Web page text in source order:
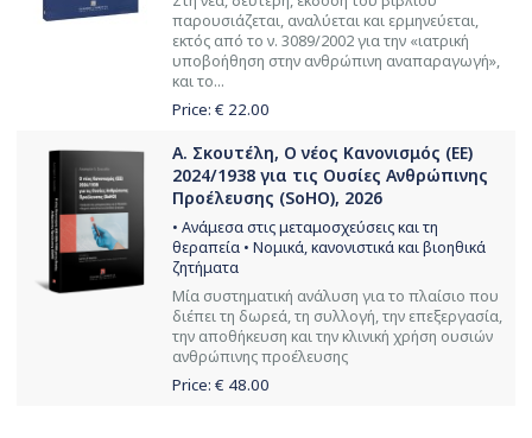
παρουσιάζεται, αναλύεται και ερμηνεύεται,
εκτός από το ν. 3089/2002 για την «ιατρική
υποβοήθηση στην ανθρώπινη αναπαραγωγή»,
και το...
Price: € 22.00
Α. Σκουτέλη, Ο νέος Κανονισμός (ΕΕ)
2024/1938 για τις Ουσίες Ανθρώπινης
Προέλευσης (SoHO), 2026
• Ανάμεσα στις μεταμοσχεύσεις και τη
θεραπεία • Νομικά, κανονιστικά και βιοηθικά
ζητήματα
Μία συστηματική ανάλυση για το πλαίσιο που
διέπει τη δωρεά, τη συλλογή, την επεξεργασία,
την αποθήκευση και την κλινική χρήση ουσιών
ανθρώπινης προέλευσης
Price: € 48.00